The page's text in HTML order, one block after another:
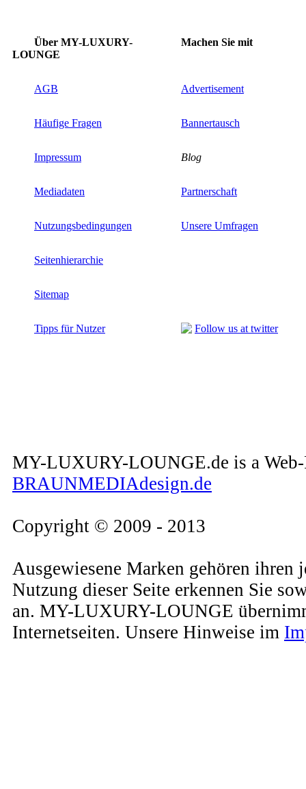
Über MY-LUXURY-
LOUNGE
Machen Sie mit
AGB Advertisement
Häufige Fragen Bannertausch
Impressum Blog
Mediadaten Partnerschaft
Nutzungsbedingungen Unsere Umfragen
Seitenhierarchie
Sitemap
Tipps für Nutzer Follow us at twitter
MY-LUXURY-LOUNGE.de is a
BRAUNMEDIAdesign.de
Copyright © 2009 - 2013
Ausgewiesene Marken gehören
Nutzung dieser Seite erkennen Sie
an. MY-LUXURY-LOUNGE
Internetseiten. Unsere Hinweise im